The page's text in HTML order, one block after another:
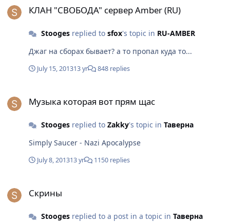
КЛАН "СВОБОДА" сервер Amber (RU)
Stoogesreplied to sfox's topic in RU-AMBER
Джаг на сборах бывает? а то пропал куда то...
July 15, 201313 yr 848 replies
Музыка которая вот прям щас
Stoogesreplied to Zakky's topic in Таверна
Simply Saucer - Nazi Apocalypse
July 8, 201313 yr 1150 replies
Скрины
Stoogesreplied to a post in a topic in Таверна